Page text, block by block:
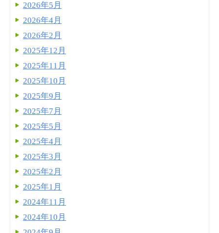
2026年5月
2026年4月
2026年2月
2025年12月
2025年11月
2025年10月
2025年9月
2025年7月
2025年5月
2025年4月
2025年3月
2025年2月
2025年1月
2024年11月
2024年10月